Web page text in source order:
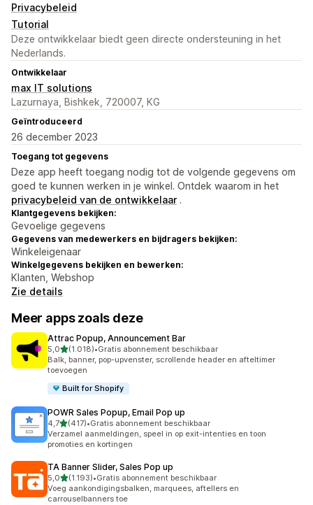
Privacybeleid
Tutorial
Deze ontwikkelaar biedt geen directe ondersteuning in het
Nederlands.
Ontwikkelaar
max IT solutions
Lazurnaya, Bishkek, 720007, KG
Geïntroduceerd
26 december 2023
Toegang tot gegevens
Deze app heeft toegang nodig tot de volgende gegevens om
goed te kunnen werken in je winkel. Ontdek waarom in het
privacybeleid van de ontwikkelaar .
Klantgegevens bekijken:
Gevoelige gegevens
Gegevens van medewerkers en bijdragers bekijken:
Winkeleigenaar
Winkelgegevens bekijken en bewerken:
Klanten, Webshop
Zie details
Meer apps zoals deze
Attrac Popup, Announcement Bar
5,0van 5 sterren
(1.018)
1018 recensies in totaal
•Gratis abonnement beschikbaar
Balk, banner, pop-upvenster, scrollende header en afteltimer
toevoegen
Built for Shopify
POWR Sales Popup, Email Pop up
4,7van 5 sterren
(417)
417 recensies in totaal
•Gratis abonnement beschikbaar
Verzamel aanmeldingen, speel in op exit-intenties en toon
promoties en kortingen
TA Banner Slider, Sales Pop up
5,0van 5 sterren
(1.193)
1193 recensies in totaal
•Gratis abonnement beschikbaar
Voeg aankondigingsbalken, marquees, aftellers en
carrouselbanners toe